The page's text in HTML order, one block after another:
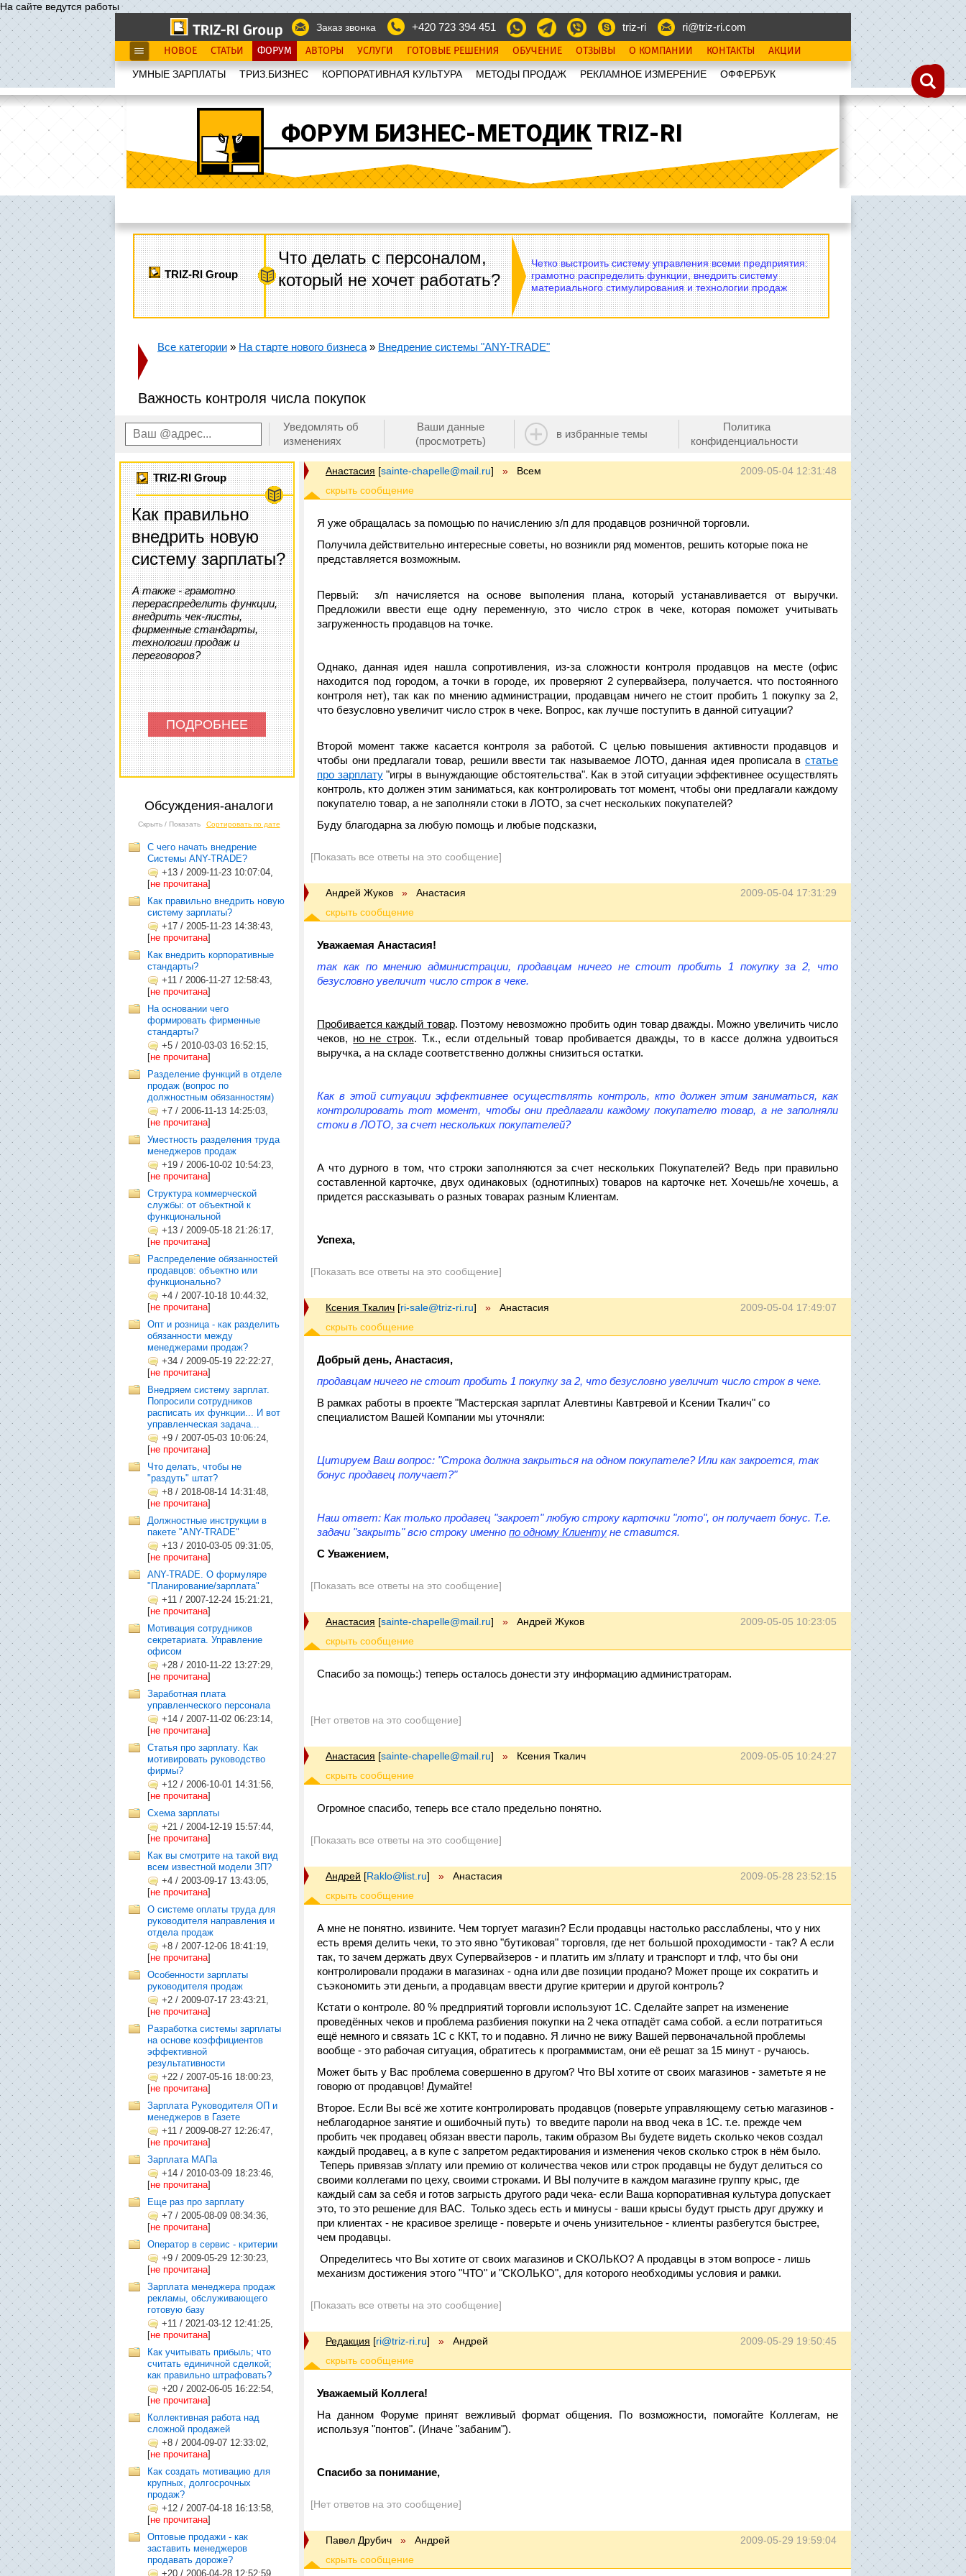
На сайте ведутся работы
Заказ звонка
+420 723 394 451 triz-ri ri@triz-ri.com
НОВОЕ СТАТЬИ ФОРУМ АВТОРЫ УСЛУГИ ГОТОВЫЕ РЕШЕНИЯ ОБУЧЕНИЕ ОТЗЫВЫ О КОМПАНИИ КОНТАКТЫ АКЦИИ
УМНЫЕ ЗАРПЛАТЫ ТРИЗ.БИЗНЕС КОРПОРАТИВНАЯ КУЛЬТУРА МЕТОДЫ ПРОДАЖ РЕКЛАМНОЕ ИЗМЕРЕНИЕ OФФЕРБУК
ФОРУМ БИЗНЕС-МЕТОДИК TRIZ-RI
TRIZ-RI Group
Что делать с персоналом,
который не хочет работать?
Четко выстроить систему управления всеми предприятия:
грамотно распределить функции, внедрить систему
материального стимулирования и технологии продаж
Все категории » На старте нового бизнеса » Внедрение системы "ANY-TRADE"
Важность контроля числа покупок
Уведомлять об
изменениях
Ваши данные
(просмотреть)
в избранные темы
Политика
конфиденциальности
TRIZ-RI Group
Как правильно
внедрить новую
систему зарплаты?
А также - грамотно
перераспределить функции,
внедрить чек-листы,
фирменные стандарты,
технологии продаж и
переговоров?
ПОДРОБНЕЕ
Обсуждения-аналоги
Скрыть / Показать Сортировать по дате
С чего начать внедрение
Системы ANY-TRADE?
+13 / 2009-11-23 10:07:04,
[не прочитана]
Как правильно внедрить новую
систему зарплаты?
+17 / 2005-11-23 14:38:43,
[не прочитана]
Как внедрить корпоративные
стандарты?
+11 / 2006-11-27 12:58:43,
[не прочитана]
На основании чего
формировать фирменные
стандарты?
+5 / 2010-03-03 16:52:15,
[не прочитана]
Разделение функций в отделе
продаж (вопрос по
должностным обязанностям)
+7 / 2006-11-13 14:25:03,
[не прочитана]
Уместность разделения труда
менеджеров продаж
+19 / 2006-10-02 10:54:23,
[не прочитана]
Структура коммерческой
службы: от объектной к
функциональной
+13 / 2009-05-18 21:26:17,
[не прочитана]
Распределение обязанностей
продавцов: объектно или
функционально?
+4 / 2007-10-18 10:44:32,
[не прочитана]
Опт и розница - как разделить
обязанности между
менеджерами продаж?
+34 / 2009-05-19 22:22:27,
[не прочитана]
Внедряем систему зарплат.
Попросили сотрудников
расписать их функции... И вот
управленческая задача...
+9 / 2007-05-03 10:06:24,
[не прочитана]
Что делать, чтобы не
"раздуть" штат?
+8 / 2018-08-14 14:31:48,
[не прочитана]
Должностные инструкции в
пакете "ANY-TRADE"
+13 / 2010-03-05 09:31:05,
[не прочитана]
ANY-TRADE. О формуляре
"Планирование/зарплата"
+11 / 2007-12-24 15:21:21,
[не прочитана]
Мотивация сотрудников
секретариата. Управление
офисом
+28 / 2010-11-22 13:27:29,
[не прочитана]
Заработная плата
управленческого персонала
+14 / 2007-11-02 06:23:14,
[не прочитана]
Статья про зарплату. Как
мотивировать руководство
фирмы?
+12 / 2006-10-01 14:31:56,
[не прочитана]
Схема зарплаты
+21 / 2004-12-19 15:57:44,
[не прочитана]
Как вы смотрите на такой вид
всем известной модели ЗП?
+4 / 2003-09-17 13:43:05,
[не прочитана]
О системе оплаты труда для
руководителя направления и
отдела продаж
+8 / 2007-12-06 18:41:19,
[не прочитана]
Особенности зарплаты
руководителя продаж
+2 / 2009-07-17 23:43:21,
[не прочитана]
Разработка системы зарплаты
на основе коэффициентов
эффективной
результативности
+22 / 2007-05-16 18:00:23,
[не прочитана]
Зарплата Руководителя ОП и
менеджеров в Газете
+11 / 2009-08-27 12:26:47,
[не прочитана]
Зарплата МАПа
+14 / 2010-03-09 18:23:46,
[не прочитана]
Еще раз про зарплату
+7 / 2005-08-09 08:34:36,
[не прочитана]
Оператор в сервис - критерии
+9 / 2009-05-29 12:30:23,
[не прочитана]
Зарплата менеджера продаж
рекламы, обслуживающего
готовую базу
+11 / 2021-03-12 12:41:25,
[не прочитана]
Как учитывать прибыль; что
считать единичной сделкой;
как правильно штрафовать?
+20 / 2002-06-05 16:22:54,
[не прочитана]
Коллективная работа над
сложной продажей
+8 / 2004-09-07 12:33:02,
[не прочитана]
Как создать мотивацию для
крупных, долгосрочных
продаж?
+12 / 2007-04-18 16:13:58,
[не прочитана]
Оптовые продажи - как
заставить менеджеров
продавать дороже?
+20 / 2006-04-28 12:52:59,
2009-05-04 12:31:48
Анастасия [sainte-chapelle@mail.ru] » Всем
Я уже обращалась за помощью по начислению з/п для продавцов розничной торговли.
Получила действительно интересные советы, но возникли ряд моментов, решить которые пока не
представляется возможным.
Первый: з/п начисляется на основе выполения плана, который устанавливается от выручки.
Предложили ввести еще одну переменную, это число строк в чеке, которая поможет учитывать
загруженность продавцов на точке.
Однако, данная идея нашла сопротивления, из-за сложности контроля продавцов на месте (офис
находится под городом, а точки в городе, их проверяют 2 супервайзера, получается. что постоянного
контроля нет), так как по мнению администрации, продавцам ничего не стоит пробить 1 покупку за 2,
что безусловно увеличит число строк в чеке. Вопрос, как лучше поступить в данной ситуации?
Второй момент также касается контроля за работой. С целью повышения активности продавцов и
чтобы они предлагали товар, решили ввести так называемое ЛОТО, данная идея прописала в статье
про зарплату"игры в вынуждающие обстоятельства". Как в этой ситуации эффективнее осуществлять
контроль, кто должен этим заниматься, как контролировать тот момент, чтобы они предлагали каждому
покупателю товар, а не заполняли стоки в ЛОТО, за счет нескольких покупателей?
Буду благодарна за любую помощь и любые подсказки,
[Показать все ответы на это сообщение]
2009-05-04 17:31:29
Андрей Жуков » Анастасия
Уважаемая Анастасия!
так как по мнению администрации, продавцам ничего не стоит пробить 1 покупку за 2, что
безусловно увеличит число строк в чеке.
Пробивается каждый товар. Поэтому невозможно пробить один товар дважды. Можно увеличить число
чеков, но не строк. Т.к., если отдельный товар пробивается дважды, то в кассе должна удвоиться
выручка, а на складе соответственно должны снизиться остатки.
Как в этой ситуации эффективнее осуществлять контроль, кто должен этим заниматься, как
контролировать тот момент, чтобы они предлагали каждому покупателю товар, а не заполняли
стоки в ЛОТО, за счет нескольких покупателей?
А что дурного в том, что строки заполняются за счет нескольких Покупателей? Ведь при правильно
составленной карточке, двух одинаковых (однотипных) товаров на карточке нет. Хочешь/не хочешь, а
придется рассказывать о разных товарах разным Клиентам.
Успеха,
[Показать все ответы на это сообщение]
2009-05-04 17:49:07
Ксения Ткалич [ri-sale@triz-ri.ru] » Анастасия
Добрый день, Анастасия,
продавцам ничего не стоит пробить 1 покупку за 2, что безусловно увеличит число строк в чеке.
В рамках работы в проекте "Мастерская зарплат Алевтины Кавтревой и Ксении Ткалич" со
специалистом Вашей Компании мы уточняли:
Цитируем Ваш вопрос: "Строка должна закрыться на одном покупателе? Или как закроется, так
бонус продавец получает?"
Наш ответ: Как только продавец "закроет" любую строку карточки "лото", он получает бонус. Т.е.
задачи "закрыть" всю строку именно по одному Клиенту не ставится.
С Уважением,
[Показать все ответы на это сообщение]
2009-05-05 10:23:05
Анастасия [sainte-chapelle@mail.ru] » Андрей Жуков
Спасибо за помощь:) теперь осталось донести эту информацию администраторам.
[Нет ответов на это сообщение]
2009-05-05 10:24:27
Анастасия [sainte-chapelle@mail.ru] » Ксения Ткалич
Огромное спасибо, теперь все стало предельно понятно.
[Показать все ответы на это сообщение]
2009-05-28 23:52:15
Андрей [Raklo@list.ru] » Анастасия
А мне не понятно. извините. Чем торгует магазин? Если продавцы настолько расслаблены, что у них
есть время делить чеки, то это явно "бутиковая" торговля, где нет большой проходимости - так? А если
так, то зачем держать двух Супервайзеров - и платить им з/плату и транспорт и тлф, что бы они
контролировали продажи в магазинах - одна или две позиции продано? Может проще их сократить и
съэкономить эти деньги, а продавцам ввести другие критерии и другой контроль?
Кстати о контроле. 80 % предприятий торговли используют 1С. Сделайте запрет на изменение
проведённых чеков и проблема разбиения покупки на 2 чека отпадёт сама собой. а если потратиться
ещё немного и связать 1С с ККТ, то и подавно. Я лично не вижу Вашей первоначальной проблемы
вообще - это рабочая ситуация, обратитесь к программистам, они её решат за 15 минут - ручаюсь.
Может быть у Вас проблема совершенно в другом? Что ВЫ хотите от своих магазинов - заметьте я не
говорю от продавцов! Думайте!
Второе. Если Вы всё же хотите контролировать продавцов (поверьте управляющему сетью магазинов -
неблагодарное занятие и ошибочный путь) то введите пароли на ввод чека в 1С. т.е. прежде чем
пробить чек продавец обязан ввести пароль, таким образом Вы будете видеть сколько чеков создал
каждый продавец, а в купе с запретом редактирования и изменения чеков сколько строк в нём было.
Теперь привязав з/плату или премию от количества чеков или строк продавцы не будут делиться со
своими коллегами по цеху, своими строками. И ВЫ получите в каждом магазине группу крыс, где
каждый сам за себя и готов загрысть другого ради чека- если Ваша корпоративная культура допускает
это, то это решение для ВАС. Только здесь есть и минусы - ваши крысы будут грысть друг дружку и
при клиентах - не красивое зрелище - поверьте и очень унизительное - клиенты разбегутся быстрее,
чем продавцы.
Определитесь что Вы хотите от своих магазинов и СКОЛЬКО? А продавцы в этом вопросе - лишь
механизм достижения этого "ЧТО" и "СКОЛЬКО", для которого необходимы условия и рамки.
[Показать все ответы на это сообщение]
2009-05-29 19:50:45
Редакция [ri@triz-ri.ru] » Андрей
Уважаемый Коллега!
На данном Форуме принят вежливый формат общения. По возможности, помогайте Коллегам, не
используя "понтов". (Иначе "забаним").
Спасибо за понимание,
[Нет ответов на это сообщение]
2009-05-29 19:59:04
Павел Друбич » Андрей